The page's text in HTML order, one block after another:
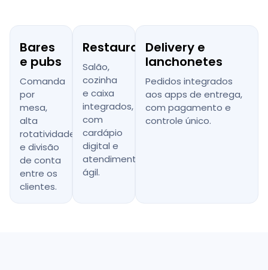
Bares
e pubs
Comanda
por
mesa,
alta
rotatividade
e divisão
de conta
entre os
clientes.
Restaurantes
Salão,
cozinha
e caixa
integrados,
com
cardápio
digital e
atendimento
ágil.
Delivery e
lanchonetes
Pedidos integrados
aos apps de entrega,
com pagamento e
controle único.